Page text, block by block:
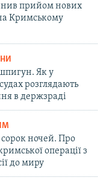
прийом нових
Кримському
Як у
розглядають
в держзраді
ночей. Про
операції з
до миру